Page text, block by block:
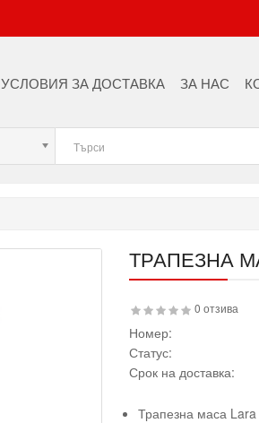
УСЛОВИЯ ЗА ДОСТАВКА ЗА НАС
ТРАПЕЗНА
0 отзива
Номер:
Статус:
Срок на доставка:
Трапезна маса